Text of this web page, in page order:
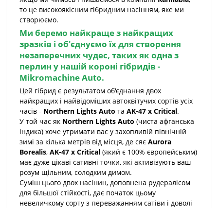
то це високоякісним гібридним насінням, яке ми
створюємо.
Ми беремо найкраще з найкращих
зразків і об'єднуємо їх для створення
незаперечних чудес, таких як одна з
перлин у нашій короні гібридів -
Mikromachine Auto.
Цей гібрид є результатом об'єднання двох
найкращих і найвідоміших автоквітучих сортів усіх
часів - Northern Lights Auto та AK-47 x Critical.
У той час як Northern Lights Auto (чиста афганська
індика) хоче утримати вас у захопливій північній
зимі за кілька метрів від місця, де сяє Aurora
Borealis, AK-47 x Critical (який є 100% європейським)
має дуже цікаві сативні точки, які активізують ваш
розум щільним, солодким димом.
Суміш цього двох насінин, доповнена рудералісом
для більшої стійкості, дає початок цьому
невеличкому сорту з переважанням сатіви і доволі